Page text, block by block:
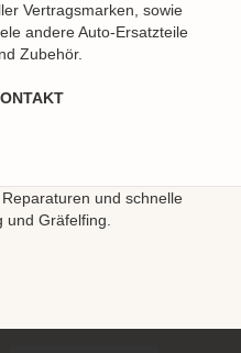
Vertragsmarken, sowie
andere Auto-Ersatzteile
Zubehör.
und schnelle
Gräfelfing.